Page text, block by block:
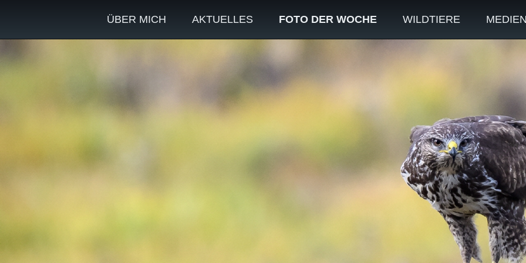
ÜBER MICH AKTUELLES FOTO DER WOCHE WILDTIERE